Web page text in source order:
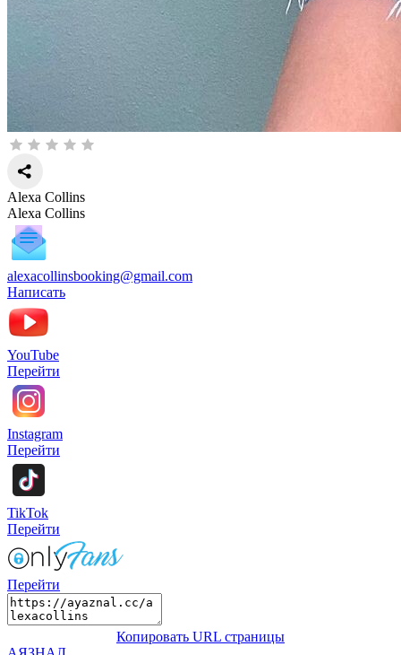
Alexa Collins
Alexa Collins
alexacollinsbooking@gmail.com
Написать
YouTube
Перейти
Instagram
Перейти
TikTok
Перейти
Перейти
Копировать URL страницы